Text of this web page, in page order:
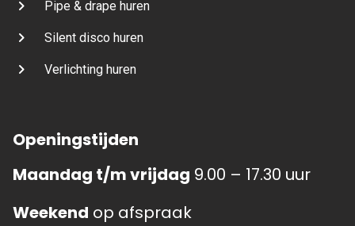
Pipe & drape huren
Silent disco huren
Verlichting huren
Openingstijden
Maandag t/m vrijdag 9.00 – 17.30 uur
Weekend op afspraak